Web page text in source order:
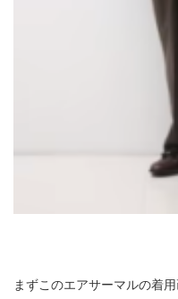
まずこのエアサーマルの着